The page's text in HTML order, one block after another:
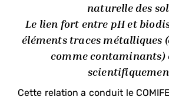
naturelle des
Le lien fort entre pH et
éléments traces métalliques
comme contaminants)
Cette relation a conduit le